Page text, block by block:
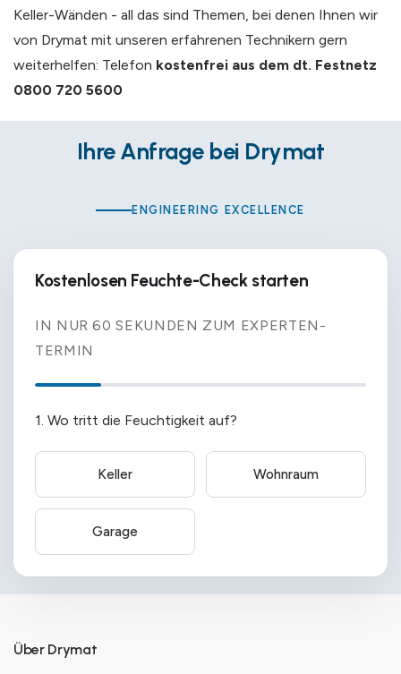
Keller-Wänden - all das sind Themen, bei denen Ihnen wir
von Drymat mit unseren erfahrenen Technikern gern
weiterhelfen: Telefon kostenfrei aus dem dt. Festnetz
0800 720 5600
Ihre Anfrage bei Drymat
ENGINEERING EXCELLENCE
Kostenlosen Feuchte-Check starten
IN NUR 60 SEKUNDEN ZUM EXPERTEN-
TERMIN
1. Wo tritt die Feuchtigkeit auf?
Keller Wohnraum
Garage
Über Drymat